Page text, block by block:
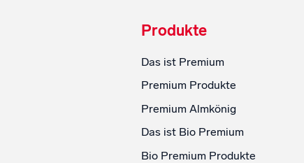
Produkte
Das ist Premium
Premium Produkte
Premium Almkönig
Das ist Bio Premium
Bio Premium Produkte